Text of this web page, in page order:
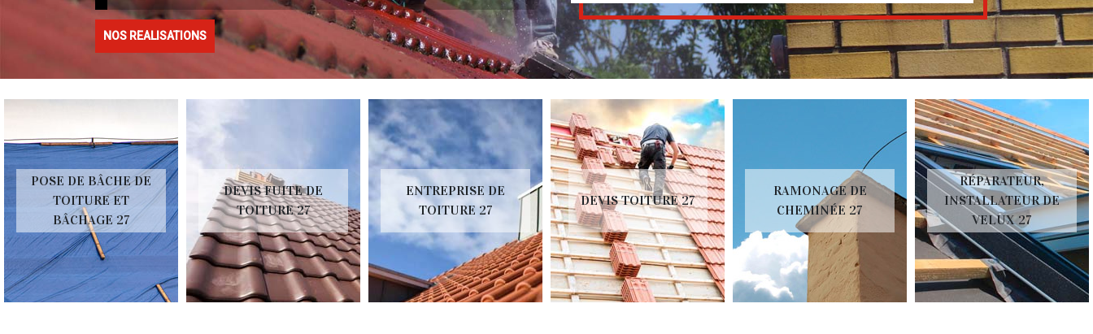
NOS REALISATIONS
POSE DE BÂCHE DE
TOITURE ET
BÂCHAGE 27
DEVIS FUITE DE
TOITURE 27
ENTREPRISE DE
TOITURE 27
DEVIS TOITURE 27
RAMONAGE DE
CHEMINÉE 27
RÉPARATEUR,
INSTALLATEUR DE
VELUX 27